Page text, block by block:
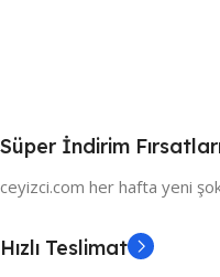
Süper İndirim
ceyizci.com her hafta yeni
Hızlı Teslimat